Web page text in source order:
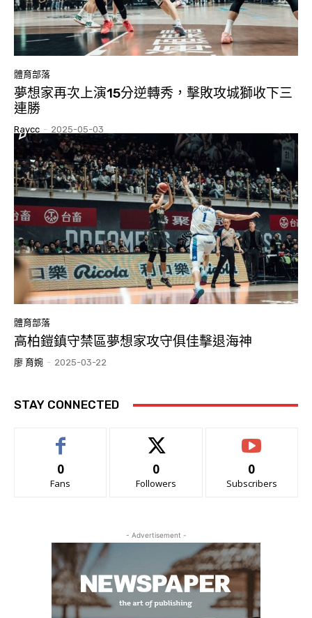
體育部落
夢想家再次上演15分逆轉秀，擊敗攻城獅收下三
連勝
Raycc - 2025-05-03
體育部落
高柏鎧鎮守禁區夢想家攻守俱佳擊退海神
廖 育婉 - 2025-03-22
STAY CONNECTED
0
Fans
0
Followers
0
Subscribers
- Advertisement -